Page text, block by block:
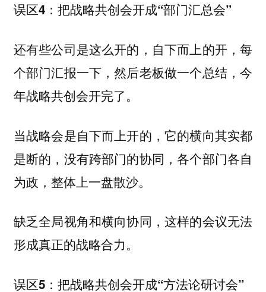
误区4：把战略共创会开成“部门汇总会”
还有些公司是这么开的，自下而上的开，每
个部门汇报一下，然后老板做一个总结，今
年战略共创会开完了。
当战略会是自下而上开的，它的横向其实都
是断的，没有跨部门的协同，各个部门各自
为政，整体上一盘散沙。
缺乏全局视角和横向协同，这样的会议无法
形成真正的战略合力。
误区5：把战略共创会开成“方法论研讨会”